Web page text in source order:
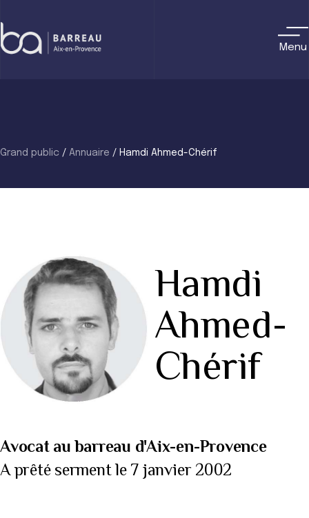
to
content
Menu
Grand public / Annuaire / Hamdi Ahmed-Chérif
Hamdi
Ahmed-
Chérif
Avocat au barreau d'Aix-en-Provence
A prêté serment le 7 janvier 2002